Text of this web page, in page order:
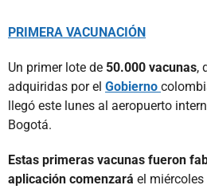
PRIMERA VACUNACIÓN
Un primer lote de 50.000 vacunas,
adquiridas por el Gobierno
llegó este lunes al aeropuerto
Bogotá.
Estas primeras vacunas fueron
aplicación comenzará el